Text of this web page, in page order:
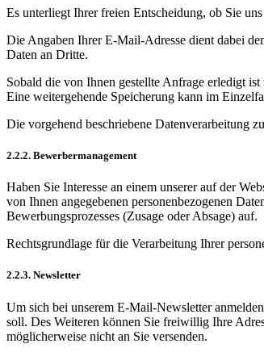
Es unterliegt Ihrer freien Entscheidung, ob Sie
Die Angaben Ihrer E-Mail-Adresse dient dabei
Daten an Dritte.
Sobald die von Ihnen gestellte Anfrage erledigt
Eine weitergehende Speicherung kann im
Die vorgehend beschriebene Datenverarbeitung
2.2.2. Bewerbermanagement
Haben Sie Interesse an einem unserer auf der
von Ihnen angegebenen personenbezogenen
Bewerbungsprozesses (Zusage oder Absage) auf.
Rechtsgrundlage für die Verarbeitung Ihrer
2.2.3. Newsletter
Um sich bei unserem E-Mail-Newsletter
soll. Des Weiteren können Sie freiwillig Ihre
möglicherweise nicht an Sie versenden.